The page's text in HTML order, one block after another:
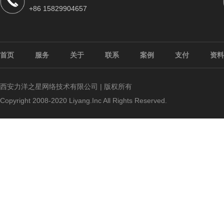
+86 15829904657
首页 服务 关于 联系 案例 支付 资料
西安力洋之星网络技术有限公司 | 版权所有
Copyright 2008-2020 Liyang.Inc All Rights Reserved.